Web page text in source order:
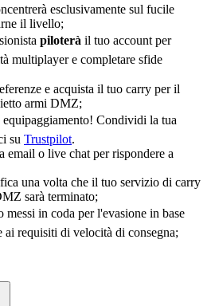
esclusivamente sul fucile
il livello;
piloterà il tuo account per
multiplayer e completare sfide
e acquista il tuo carry per il
armi DMZ;
Condividi la tua
su Trustpilot.
email o live chat per rispondere a
una volta che il tuo servizio di carry
sarà terminato;
in coda per l'evasione in base
ai requisiti di velocità di consegna;